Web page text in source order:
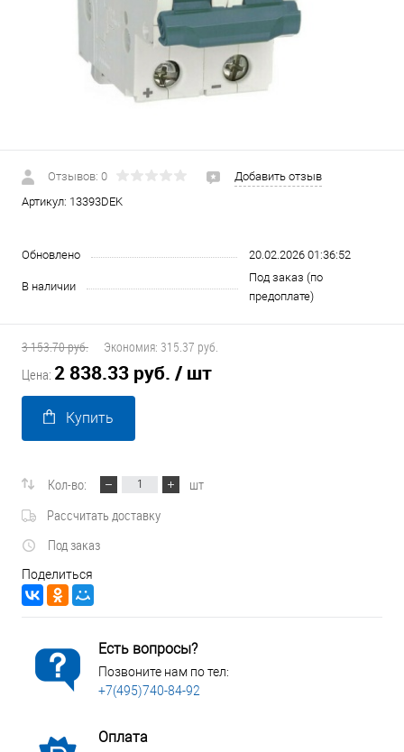
Отзывов: 0
Добавить отзыв
Артикул: 13393DEK
Обновлено 20.02.2026 01:36:52
В наличии
Под заказ (по
предоплате)
3 153.70 руб. Экономия: 315.37 руб.
Цена: 2 838.33 руб. / шт
Купить
Кол-во:
шт
Рассчитать доставку
Под заказ
Поделиться
Есть вопросы?
Позвоните нам по тел:
+7(495)740-84-92
Оплата